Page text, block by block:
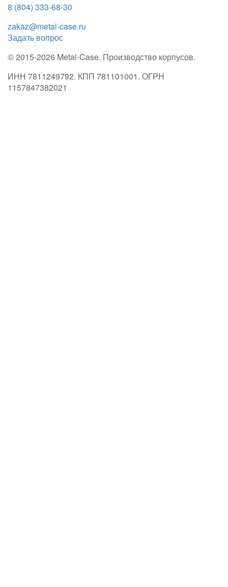
8 (804) 333-68-30
zakaz@metal-case.ru
Задать вопрос
© 2015-2026 Metal-Case. Производство корпусов.
ИНН 7811249792. КПП 781101001. ОГРН
1157847382021